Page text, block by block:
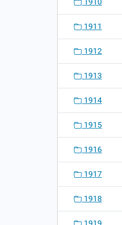
1911
1912
1913
1914
1915
1916
1917
1918